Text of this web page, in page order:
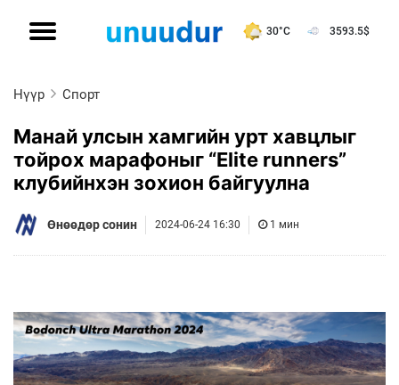
30°C 3593.5$
Нүүр Спорт
Манай улсын хамгийн урт хавцлыг
тойрох марафоныг “Elite runners”
клубийнхэн зохион байгуулна
Өнөөдөр сонин 2024-06-24 16:30 1 мин